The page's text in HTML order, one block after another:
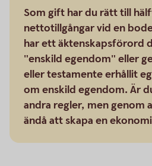
Som gift har du rätt till
nettotillgångar vid en
har ett äktenskapsförord
"enskild egendom" eller
eller testamente erhållit
om enskild egendom. Är
andra regler, men genom
ändå att skapa en